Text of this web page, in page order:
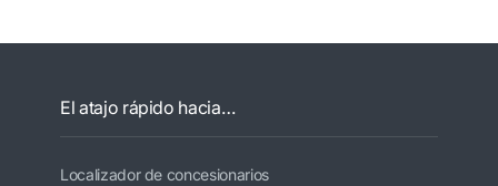
El atajo rápido hacia…
Localizador de concesionarios